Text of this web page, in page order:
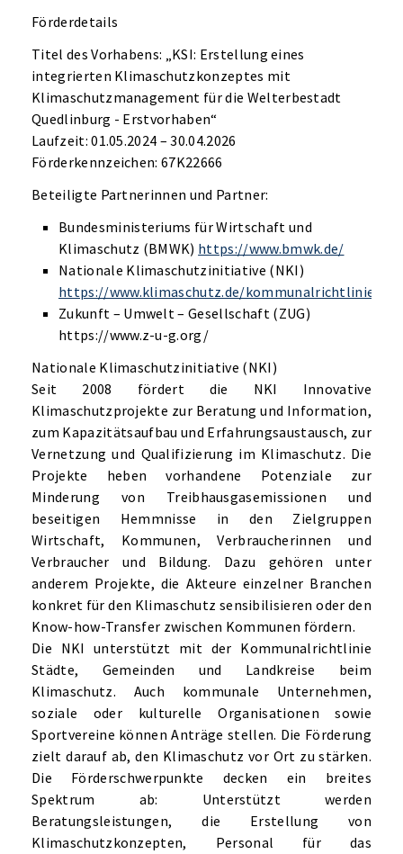
Förderdetails
Titel des Vorhabens: „KSI: Erstellung eines
integrierten Klimaschutzkonzeptes mit
Klimaschutzmanagement für die Welterbestadt
Quedlinburg - Erstvorhaben“
Laufzeit: 01.05.2024 – 30.04.2026
Förderkennzeichen: 67K22666
Beteiligte Partnerinnen und Partner:
Bundesministeriums für Wirtschaft und
Klimaschutz (BMWK) https://www.bmwk.de/
Nationale Klimaschutzinitiative (NKI)
https://www.klimaschutz.de/kommunalrichtlinie
Zukunft – Umwelt – Gesellschaft (ZUG)
https://www.z-u-g.org/
Nationale Klimaschutzinitiative (NKI)
Seit 2008 fördert die NKI Innovative
Klimaschutzprojekte zur Beratung und Information,
zum Kapazitätsaufbau und Erfahrungsaustausch, zur
Vernetzung und Qualifizierung im Klimaschutz. Die
Projekte heben vorhandene Potenziale zur
Minderung von Treibhausgasemissionen und
beseitigen Hemmnisse in den Zielgruppen
Wirtschaft, Kommunen, Verbraucherinnen und
Verbraucher und Bildung. Dazu gehören unter
anderem Projekte, die Akteure einzelner Branchen
konkret für den Klimaschutz sensibilisieren oder den
Know-how-Transfer zwischen Kommunen fördern.
Die NKI unterstützt mit der Kommunalrichtlinie
Städte, Gemeinden und Landkreise beim
Klimaschutz. Auch kommunale Unternehmen,
soziale oder kulturelle Organisationen sowie
Sportvereine können Anträge stellen. Die Förderung
zielt darauf ab, den Klimaschutz vor Ort zu stärken.
Die Förderschwerpunkte decken ein breites
Spektrum ab: Unterstützt werden
Beratungsleistungen, die Erstellung von
Klimaschutzkonzepten, Personal für das